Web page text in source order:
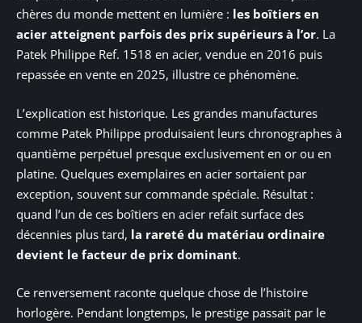
chères du monde mettent en lumière : les boîtiers en
acier atteignent parfois des prix supérieurs à l’or. La
Patek Philippe Ref. 1518 en acier, vendue en 2016 puis
repassée en vente en 2025, illustre ce phénomène.
L’explication est historique. Les grandes manufactures
comme Patek Philippe produisaient leurs chronographes à
quantième perpétuel presque exclusivement en or ou en
platine. Quelques exemplaires en acier sortaient par
exception, souvent sur commande spéciale. Résultat :
quand l’un de ces boîtiers en acier refait surface des
décennies plus tard, la rareté du matériau ordinaire
devient le facteur de prix dominant.
Ce renversement raconte quelque chose de l’histoire
horlogère. Pendant longtemps, le prestige passait par le